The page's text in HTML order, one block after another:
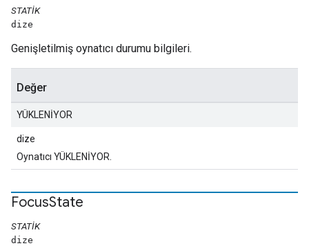
STATIK
dize
Genişletilmiş oynatıcı durumu bilgileri.
Değer
YÜKLENİYOR
dize
Oynatıcı YÜKLENİYOR.
FocusState
STATIK
dize